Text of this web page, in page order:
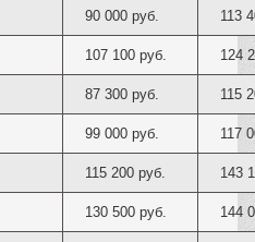
90 000 руб. 113
107 100 руб. 124
87 300 руб. 115
99 000 руб. 117
115 200 руб. 143
130 500 руб. 144